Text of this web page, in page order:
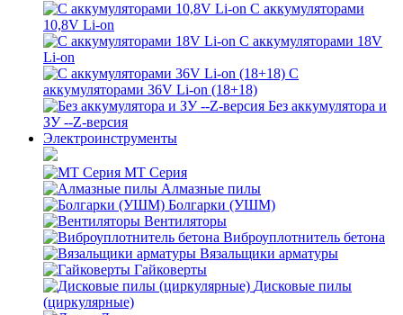
С аккумуляторами
10,8V Li-on
С аккумуляторами 18V
Li-on
С
аккумуляторами 36V Li-on (18+18)
Без аккумулятора и
ЗУ --Z-версия
Электроинструменты
MT Серия
Алмазные пилы
Болгарки (УШМ)
Вентиляторы
Виброуплотнитель бетона
Вязальщики арматуры
Гайковерты
Дисковые пилы
(циркулярные)